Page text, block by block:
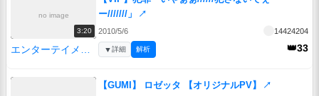
no image
3:20
ー///////」
↗
2010/5/6 14424204
👑33
▼詳細 解析
【GUMI】 ロゼッタ 【オリジナルPV】 ↗